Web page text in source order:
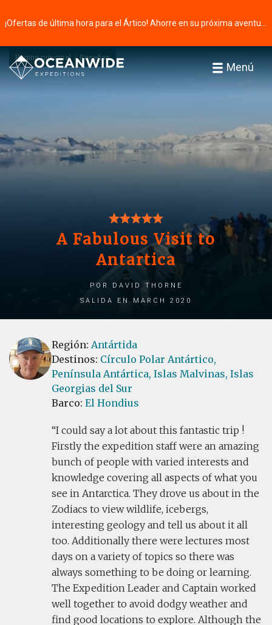
Menú
Página principal Reseñas
A Fabulous Visit to
Antartica
por David Thorne
Salida en March 2020
Región: Antártida
Destinos: Círculo Polar Antártico,
Península Antártica, Islas Malvinas, Islas
Georgias del Sur
Barco: El Hondius
I could say a lot about this fantastic trip !
Firstly the expedition staff were an amazing
bunch of people with varied interests and
knowledge covering all aspects of what you
see in Antarctica. They drove us about in the
Zodiacs to view wildlife, icebergs,
interesting geology and tell us about it all
too. Additionally there were lectures most
days on a variety of topics so there was
always something to be doing or learning.
The Expedition Leader and Captain worked
well together to avoid dodgy weather and
find good locations to explore. Although the